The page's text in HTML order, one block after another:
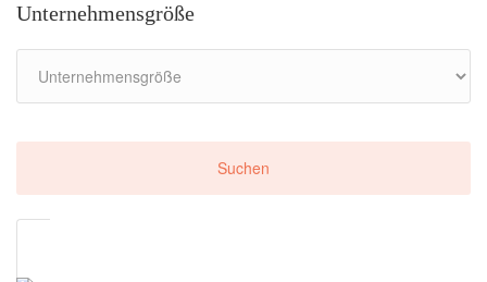
Unternehmensgröße